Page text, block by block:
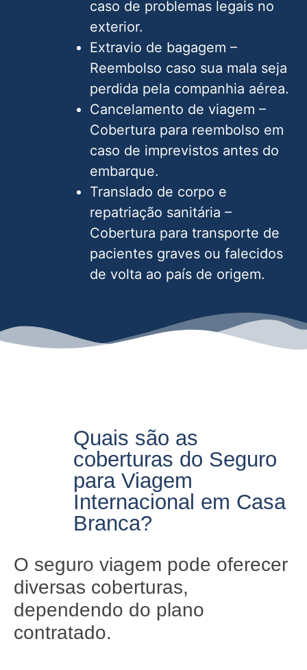
caso de problemas legais no
exterior.
Extravio de bagagem –
Reembolso caso sua mala seja
perdida pela companhia aérea.
Cancelamento de viagem –
Cobertura para reembolso em
caso de imprevistos antes do
embarque.
Translado de corpo e
repatriação sanitária –
Cobertura para transporte de
pacientes graves ou falecidos
de volta ao país de origem.
Quais são as
coberturas do Seguro
para Viagem
Internacional em Casa
Branca?
O seguro viagem pode oferecer
diversas coberturas,
dependendo do plano
contratado.